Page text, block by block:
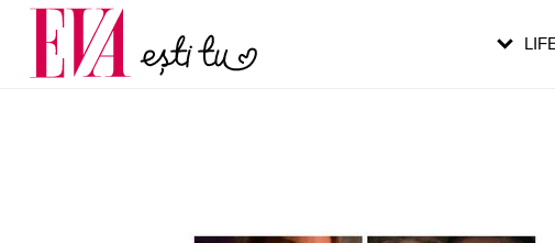
Carieră
Actualitate
pe măsură ce înaintezi în